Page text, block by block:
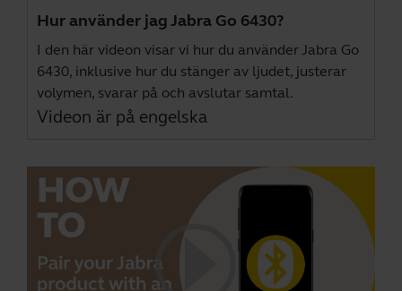
Hur använder jag Jabra Go 6430?
I den här videon visar vi hur du använder Jabra Go
6430, inklusive hur du stänger av ljudet, justerar
volymen, svarar på och avslutar samtal.
Videon är på engelska